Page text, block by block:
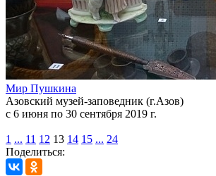
Мир Пушкина
Азовский музей-заповедник (г.Азов)
с 6 июня по 30 сентября 2019 г.
1 ... 11 12 13 14 15 ... 24
Поделиться: